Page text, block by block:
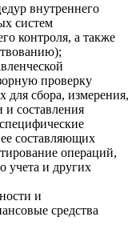
внутреннего
систем
контроля, а также
проверку
для сбора, измерения,
составления
составляющих
операций,
учета и других
и
средства